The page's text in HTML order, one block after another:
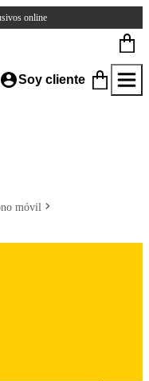
online
Soy cliente
móvil